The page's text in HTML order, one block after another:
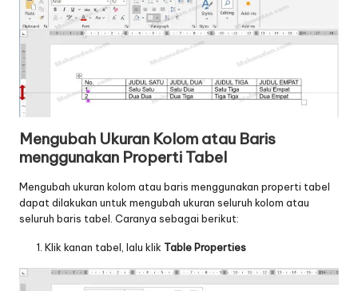
Mengubah Ukuran Kolom atau Baris
menggunakan Properti Tabel
Mengubah ukuran kolom atau baris menggunakan properti tabel
dapat dilakukan untuk mengubah ukuran seluruh kolom atau
seluruh baris tabel. Caranya sebagai berikut:
Klik kanan tabel, lalu klik Table Properties